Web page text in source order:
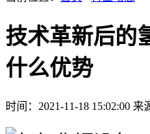
技术革新后的
什么优势
时间：2021-11-18 15:02:00 来